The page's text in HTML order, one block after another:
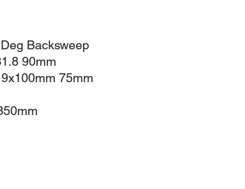
Backsweep
90mm
75mm